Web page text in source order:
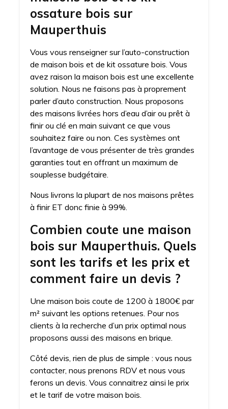
ossature bois sur
Mauperthuis
Vous vous renseigner sur l’auto-construction
de maison bois et de kit ossature bois. Vous
avez raison la maison bois est une excellente
solution. Nous ne faisons pas à proprement
parler d’auto construction. Nous proposons
des maisons livrées hors d’eau d’air ou prêt à
finir ou clé en main suivant ce que vous
souhaitez faire ou non. Ces systèmes ont
l’avantage de vous présenter de très grandes
garanties tout en offrant un maximum de
souplesse budgétaire.
Nous livrons la plupart de nos maisons prêtes
à finir ET donc finie à 99%.
Combien coute une maison
bois sur Mauperthuis. Quels
sont les tarifs et les prix et
comment faire un devis ?
Une maison bois coute de 1200 à 1800€ par
m² suivant les options retenues. Pour nos
clients à la recherche d’un prix optimal nous
proposons aussi des maisons en brique.
Côté devis, rien de plus de simple : vous nous
contacter, nous prenons RDV et nous vous
ferons un devis. Vous connaitrez ainsi le prix
et le tarif de votre maison bois.